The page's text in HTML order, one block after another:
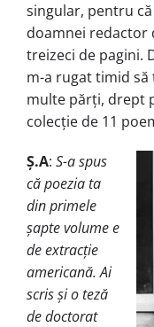
singular, pentru
doamnei redactor
treizeci de pagini.
m-a rugat timid să
multe părți, drept
colecție de 11
Ș.A: S-a spus
că poezia ta
din primele
șapte volume e
de extracție
americană. Ai
scris și o teză
de doctorat